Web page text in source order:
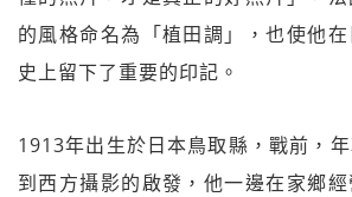
的風格命名為「植田調」，也使他
史上留下了重要的印記。
1913年出生於日本鳥取縣，戰前，
到西方攝影的啟發，他一邊在家鄉